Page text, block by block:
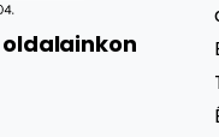
oldalainkon